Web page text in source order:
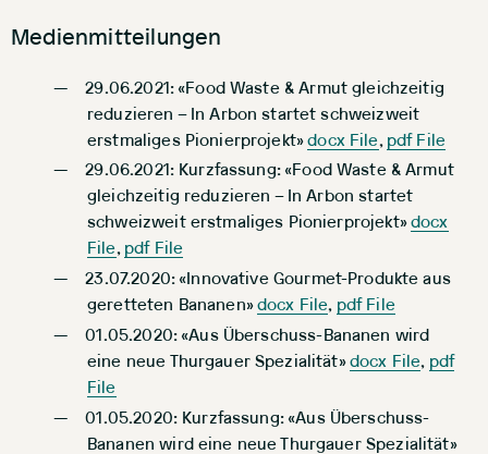
Medienmitteilungen
29.06.2021: «Food Waste & Armut gleichzeitig
reduzieren – In Arbon startet schweizweit
erstmaliges Pionierprojekt»docx File, pdf File
29.06.2021: Kurzfassung: «Food Waste & Armut
gleichzeitig reduzieren – In Arbon startet
schweizweit erstmaliges Pionierprojekt» docx
File, pdf File
23.07.2020: «Innovative Gourmet-Produkte aus
geretteten Bananen» docx File, pdf File
01.05.2020: «Aus Überschuss-Bananen wird
eine neue Thurgauer Spezialität» docx File, pdf
File
01.05.2020: Kurzfassung: «Aus Überschuss-
Bananen wird eine neue Thurgauer Spezialität»